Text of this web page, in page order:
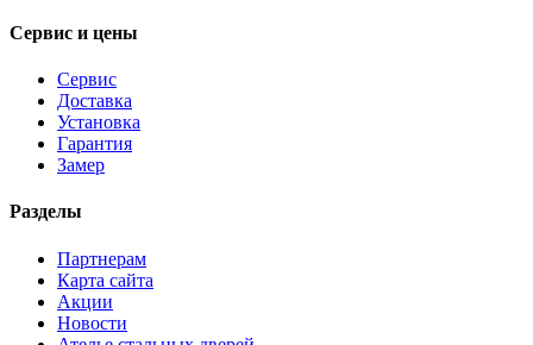
Сервис и цены
Сервис
Доставка
Установка
Гарантия
Замер
Разделы
Партнерам
Карта сайта
Акции
Новости